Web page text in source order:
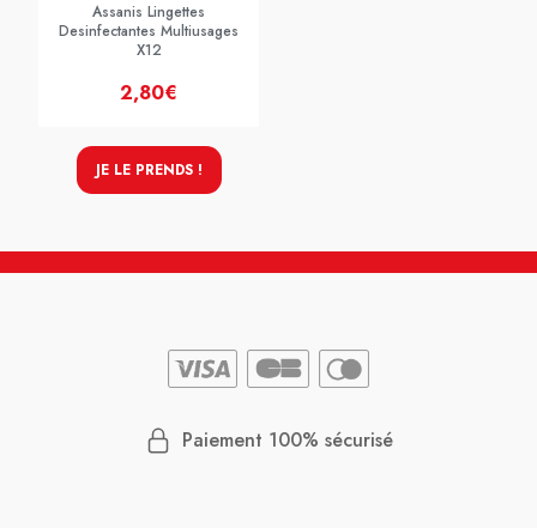
Assanis Lingettes
Desinfectantes Multiusages
X12
2,80€
JE LE PRENDS !
Paiement 100% sécurisé